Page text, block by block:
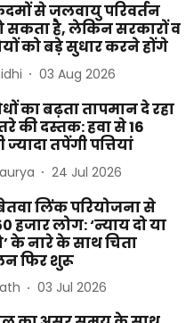
से जलवायु परिवर्तन
सकता है, लेकिन सरकारों व
को बड़े सुधार करने होंगे
03 Aug 2026
का बढ़ता तापमान दे रहा
की दस्तक: हवा से 16
ज्यादा तपेंगी पत्तियां
24 Jul 2026
लिंक परियोजना से
हजार लोग: ‘न्याय दो या
के नारे के साथ चिता
फिर शुरू
03 Jul 2026